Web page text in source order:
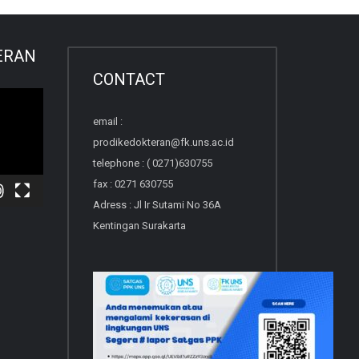
CONTACT
email :
prodikedokteran@fk.uns.ac.id
telephone : ( 0271)630755
fax : 0271 630755
Adress : Jl Ir Sutami No 36A
Kentingan Surakarta